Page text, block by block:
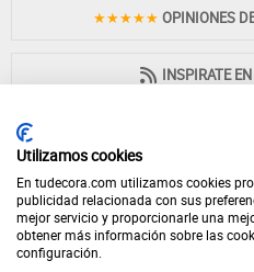
★★★★★ OPINIONES
INSPIRATE
PAGO 100% SEGURO
Utilizamos cookies
En tudecora.com utilizamos cookies
publicidad relacionada con sus
mejor servicio y proporcionarle una
obtener más información sobre las
configuración.